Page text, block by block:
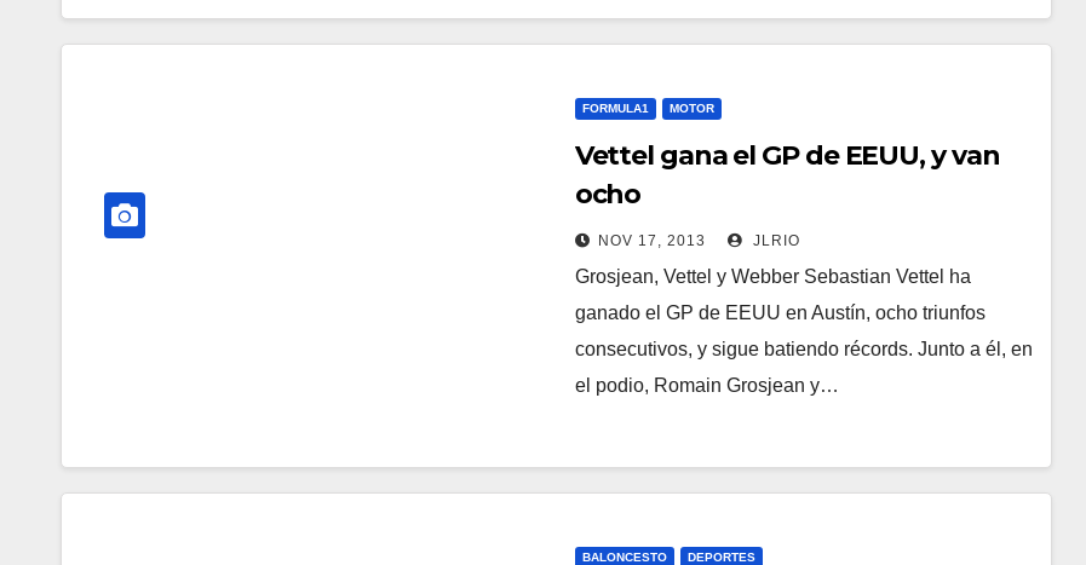
FORMULA1 MOTOR
Vettel gana el GP de EEUU, y van
ocho
NOV 17, 2013 JLRIO
Grosjean, Vettel y Webber Sebastian Vettel ha
ganado el GP de EEUU en Austín, ocho triunfos
consecutivos, y sigue batiendo récords. Junto a él, en
el podio, Romain Grosjean y…
BALONCESTO DEPORTES